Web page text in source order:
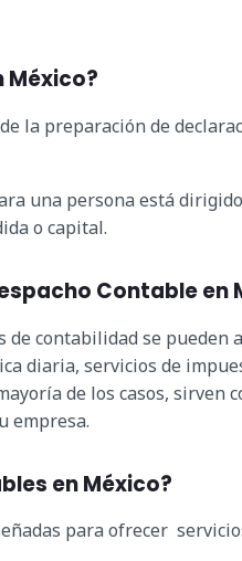
México?
la preparación de
una persona está
o capital.
Contable en
de contabilidad se pueden
diaria, servicios de
de los casos, sirven
empresa.
en México?
para ofrecer